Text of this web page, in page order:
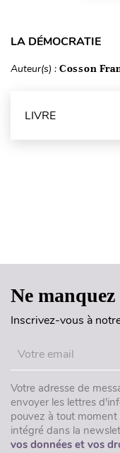
LA DÉMOCRATIE
Auteur(s) : Cosson
LIVRE
Ne manquez
Inscrivez-vous à
Votre adresse de
envoyer les lettres
pouvez à tout
intégré dans la
vos données et vos